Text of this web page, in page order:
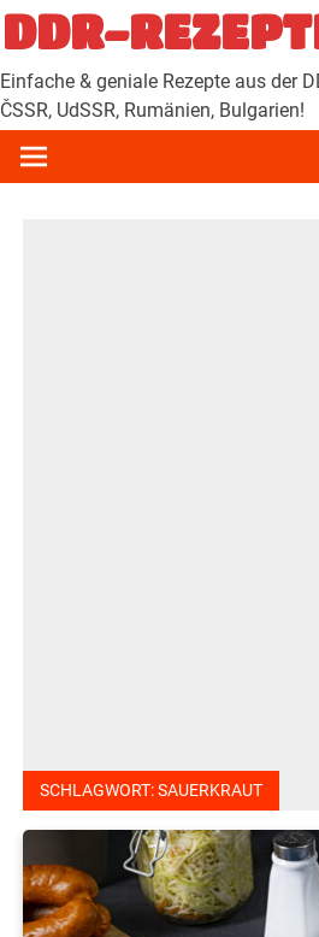
Zum
Inhalt
springen
DDR-
Einfache & geniale Rezepte aus der
ČSSR, UdSSR, Rumänien, Bulgarien!
SCHLAGWORT:SAUERKRAUT